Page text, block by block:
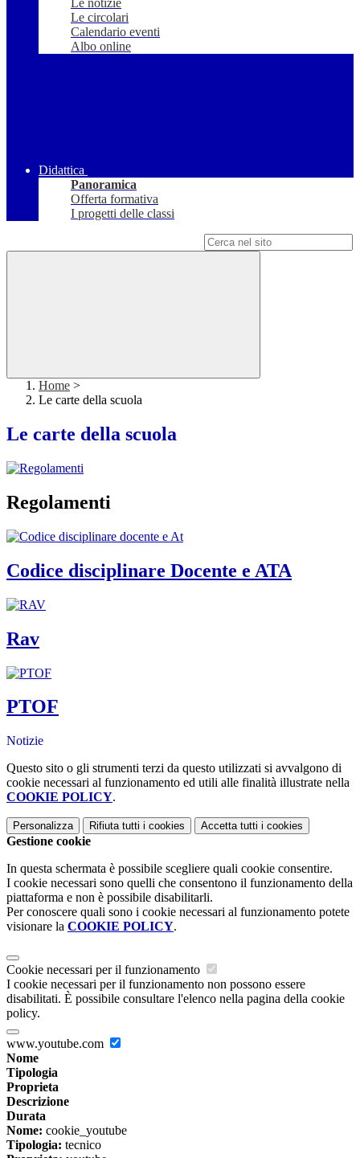
Le notizie
Le circolari
Calendario eventi
Albo online
Didattica
Panoramica
Offerta formativa
I progetti delle classi
Home >
Le carte della scuola
Le carte della scuola
Regolamenti
Codice disciplinare Docente e ATA
Rav
PTOF
Notizie
Questo sito o gli strumenti terzi da questo utilizzati si avvalgono di
cookie necessari al funzionamento ed utili alle finalità illustrate nella
COOKIE POLICY.
Personalizza Rifiuta tutti i cookies Accetta tutti i cookies
Gestione cookie
In questa schermata è possibile scegliere quali cookie consentire.
I cookie necessari sono quelli che consentono il funzionamento della
piattaforma e non è possibile disabilitarli.
Per conoscere quali sono i cookie necessari al funzionamento potete
visionare la COOKIE POLICY.
Cookie necessari per il funzionamento
I cookie necessari per il funzionamento non possono essere
disabilitati. È possibile consultare l'elenco nella pagina della cookie
policy.
www.youtube.com
Nome
Tipologia
Proprieta
Descrizione
Durata
Nome: cookie_youtube
Tipologia: tecnico